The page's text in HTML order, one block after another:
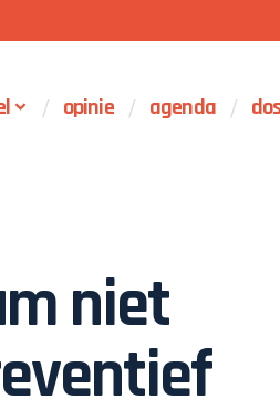
opinie agenda
niet